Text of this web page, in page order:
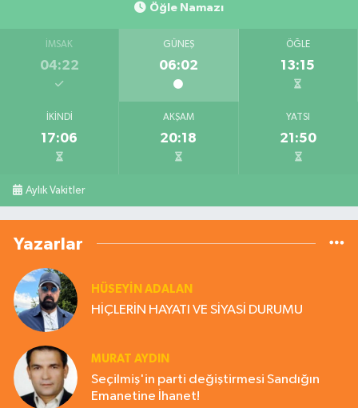
Öğle Namazı
İMSAK
04:22
GÜNEŞ
06:02
ÖĞLE
13:15
İKINDI
17:06
AKŞAM
20:18
YATSI
21:50
Aylık Vakitler
Yazarlar
HÜSEYIN ADALAN
HİÇLERİN HAYATI VE SİYASİ DURUMU
MURAT AYDIN
Seçilmiş'in parti değiştirmesi Sandığın
Emanetine İhanet!